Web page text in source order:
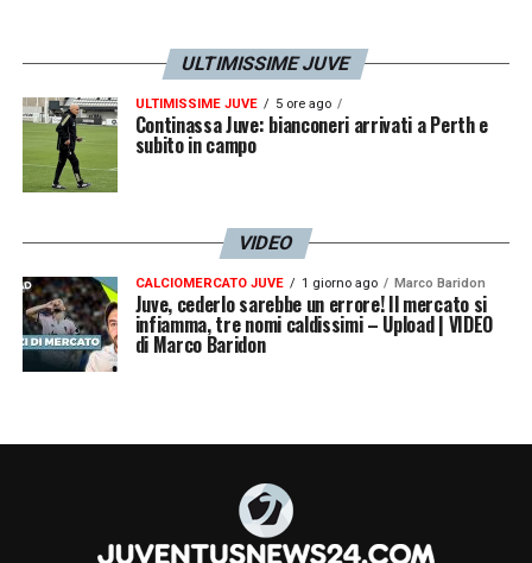
Juve Primavera Cremonese 3-0: Leo e
Ranocchia regalano la semifinale
LA PLAYLIST DELLE NOSTRE TOP NEWS
ULTIMISSIME JUVE
ULTIMISSIME JUVE 5 ore ago
Continassa Juve: bianconeri arrivati a Perth e
subito in campo
VIDEO
CALCIOMERCATO JUVE 1 giorno ago Marco Baridon
Juve, cederlo sarebbe un errore! Il mercato si
infiamma, tre nomi caldissimi – Upload | VIDEO
di Marco Baridon